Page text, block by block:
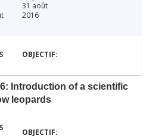
31 août
2016
Introduction of a scientific
leopards